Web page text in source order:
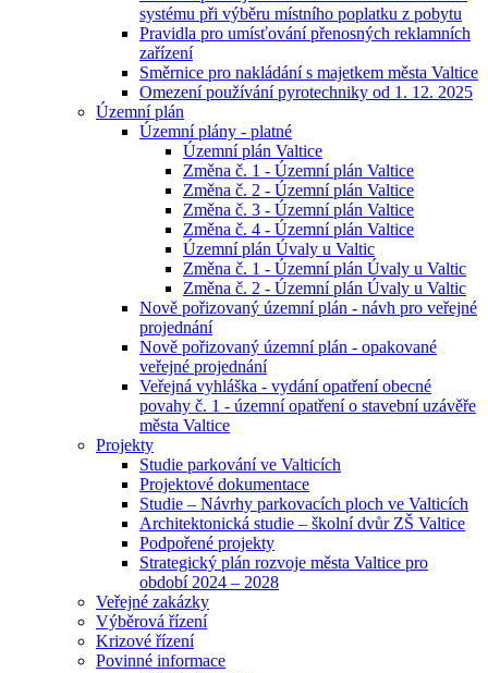
systému při výběru místního poplatku z pobytu
Pravidla pro umísťování přenosných reklamních
zařízení
Směrnice pro nakládání s majetkem města Valtice
Omezení používání pyrotechniky od 1. 12. 2025
Územní plán
Územní plány - platné
Územní plán Valtice
Změna č. 1 - Územní plán Valtice
Změna č. 2 - Územní plán Valtice
Změna č. 3 - Územní plán Valtice
Změna č. 4 - Územní plán Valtice
Územní plán Úvaly u Valtic
Změna č. 1 - Územní plán Úvaly u Valtic
Změna č. 2 - Územní plán Úvaly u Valtic
Nově pořizovaný územní plán - návh pro veřejné
projednání
Nově pořizovaný územní plán - opakované
veřejné projednání
Veřejná vyhláška - vydání opatření obecné
povahy č. 1 - územní opatření o stavební uzávěře
města Valtice
Projekty
Studie parkování ve Valticích
Projektové dokumentace
Studie – Návrhy parkovacích ploch ve Valticích
Architektonická studie – školní dvůr ZŠ Valtice
Podpořené projekty
Strategický plán rozvoje města Valtice pro
období 2024 – 2028
Veřejné zakázky
Výběrová řízení
Krizové řízení
Povinné informace